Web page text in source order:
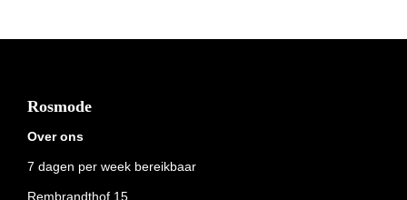
Footer
Rosmode
Over ons
7 dagen per week bereikbaar
Rembrandthof 15